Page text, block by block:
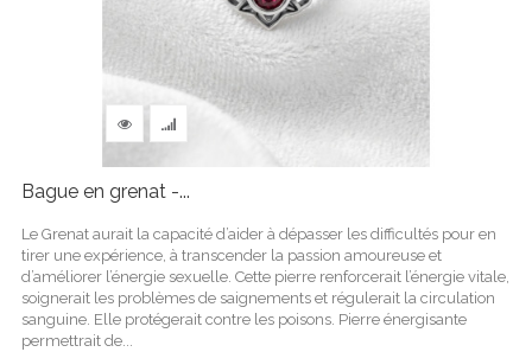
Bague en grenat -...
Le Grenat aurait la capacité d’aider à dépasser les difficultés pour en
tirer une expérience, à transcender la passion amoureuse et
d’améliorer l’énergie sexuelle. Cette pierre renforcerait l’énergie vitale,
soignerait les problèmes de saignements et régulerait la circulation
sanguine. Elle protégerait contre les poisons. Pierre énergisante
permettrait de...